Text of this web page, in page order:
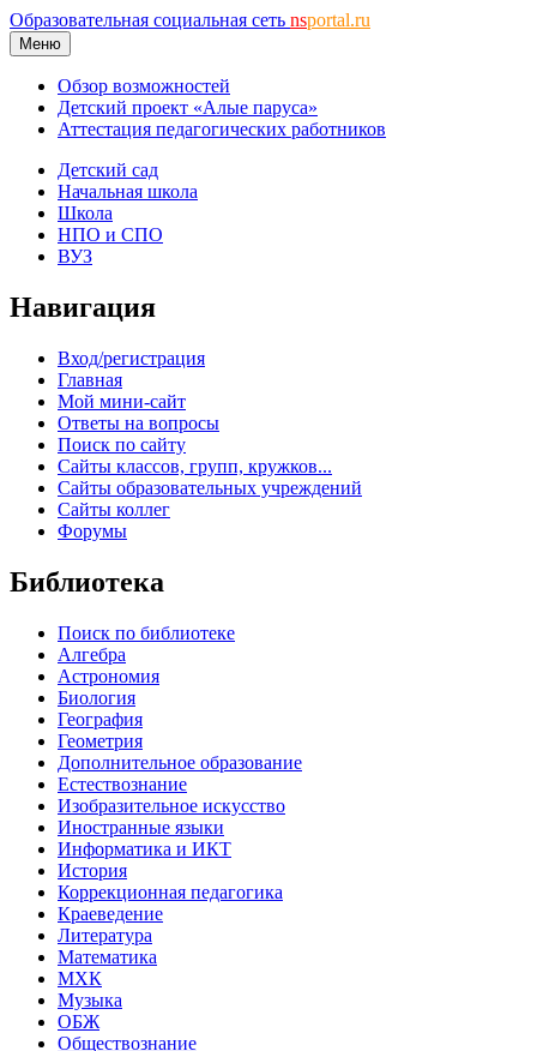
Образовательная социальная сеть nsportal.ru
Меню
Обзор возможностей
Детский проект «Алые паруса»
Аттестация педагогических работников
Детский сад
Начальная школа
Школа
НПО и СПО
ВУЗ
Навигация
Вход/регистрация
Главная
Мой мини-сайт
Ответы на вопросы
Поиск по сайту
Сайты классов, групп, кружков...
Сайты образовательных учреждений
Сайты коллег
Форумы
Библиотека
Поиск по библиотеке
Алгебра
Астрономия
Биология
География
Геометрия
Дополнительное образование
Естествознание
Изобразительное искусство
Иностранные языки
Информатика и ИКТ
История
Коррекционная педагогика
Краеведение
Литература
Математика
МХК
Музыка
ОБЖ
Обществознание